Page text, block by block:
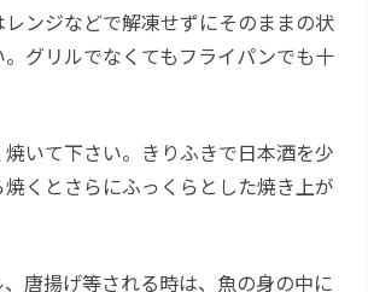
ンジなどで解凍せずにそのままの状
グリルでなくてもフライパンでも十
いて下さい。きりふきで日本酒を少
くとさらにふっくらとした焼き上が
唐揚げ等される時は、魚の身の中に